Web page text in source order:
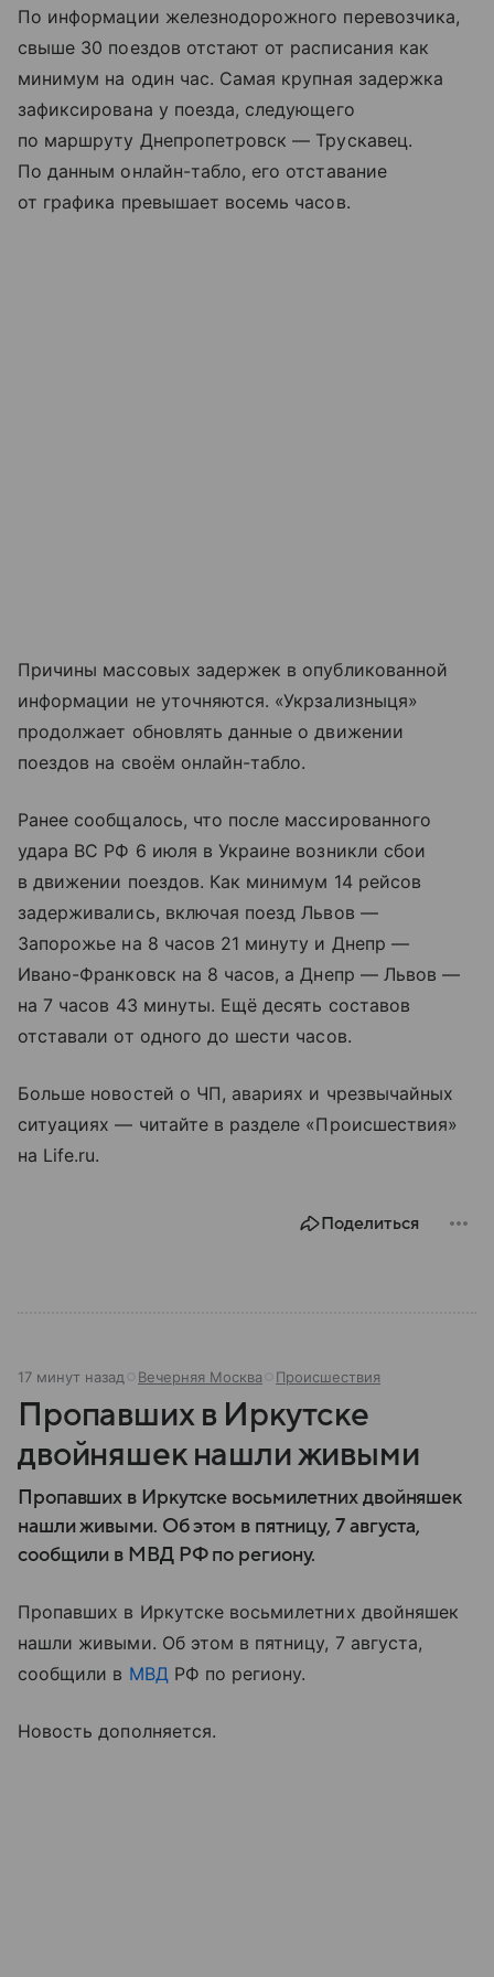
По информации железнодорожного перевозчика,
свыше 30 поездов отстают от расписания как
минимум на один час. Самая крупная задержка
зафиксирована у поезда, следующего
по маршруту Днепропетровск — Трускавец.
По данным онлайн-табло, его отставание
от графика превышает восемь часов.
Причины массовых задержек в опубликованной
информации не уточняются. «Укрзализныця»
продолжает обновлять данные о движении
поездов на своём онлайн-табло.
Ранее сообщалось, что после массированного
удара ВС РФ 6 июля в Украине возникли сбои
в движении поездов. Как минимум 14 рейсов
задерживались, включая поезд Львов —
Запорожье на 8 часов 21 минуту и Днепр —
Ивано-Франковск на 8 часов, а Днепр — Львов —
на 7 часов 43 минуты. Ещё десять составов
отставали от одного до шести часов.
Больше новостей о ЧП, авариях и чрезвычайных
ситуациях — читайте в разделе «Происшествия»
на Life.ru.
Поделиться
17 минут назад Вечерняя Москва Происшествия
Пропавших в Иркутске
двойняшек нашли живыми
Пропавших в Иркутске восьмилетних двойняшек
нашли живыми. Об этом в пятницу, 7 августа,
сообщили в МВД РФ по региону.
Пропавших в Иркутске восьмилетних двойняшек
нашли живыми. Об этом в пятницу, 7 августа,
сообщили в МВД РФ по региону.
Новость дополняется.